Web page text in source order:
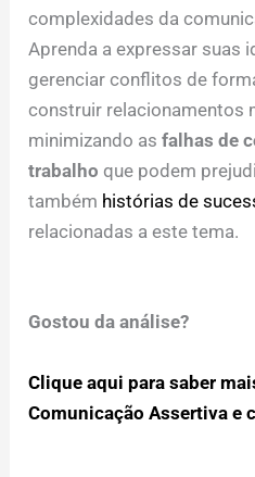
complexidades da
Aprenda a expressar suas
gerenciar conflitos de
construir relacionamentos
minimizando asfalhas de
trabalho que podem
também histórias de
relacionadas a este tema.
Gostou da análise?
Clique aqui para saber
Comunicação Assertiva e